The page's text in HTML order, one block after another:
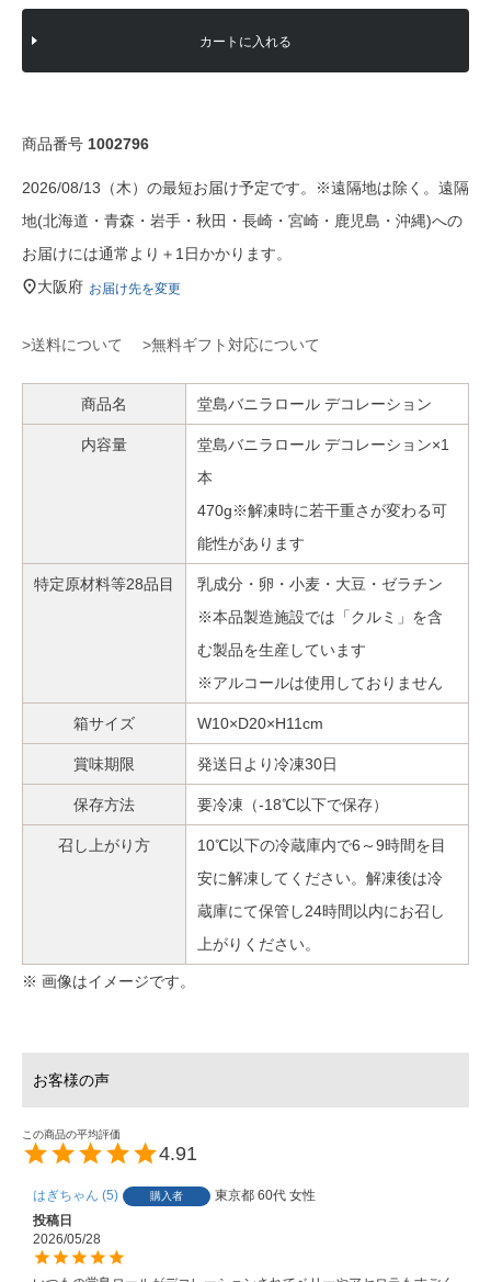
カートに入れる
商品番号 1002796
2026/08/13（木）の最短お届け予定です。※遠隔地は除く。遠隔
地(北海道・青森・岩手・秋田・長崎・宮崎・鹿児島・沖縄)への
お届けには通常より＋1日かかります。
大阪府 お届け先を変更
>送料について >無料ギフト対応について
商品名 堂島バニラロール デコレーション
内容量
堂島バニラロール デコレーション×1
本
470g※解凍時に若干重さが変わる可
能性があります
特定原材料等28品目
乳成分・卵・小麦・大豆・ゼラチン
※本品製造施設では「クルミ」を含
む製品を生産しています
※アルコールは使用しておりません
箱サイズ W10×D20×H11cm
賞味期限 発送日より冷凍30日
保存方法 要冷凍（-18℃以下で保存）
召し上がり方
10℃以下の冷蔵庫内で6～9時間を目
安に解凍してください。解凍後は冷
蔵庫にて保管し24時間以内にお召し
上がりください。
※ 画像はイメージです。
4.91
はぎちゃん 5 購入者 東京都 60代 女性
投稿日
2026/05/28